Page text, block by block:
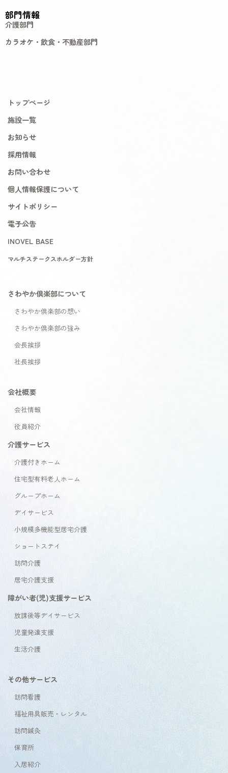
部門情報
介護部門
カラオケ・飲食・不動産部門
トップページ
施設一覧
お知らせ
採用情報
お問い合わせ
個人情報保護について
サイトポリシー
電子公告
INOVEL BASE
マルチステークスホルダー方針
さわやか倶楽部について
さわやか倶楽部の想い
さわやか倶楽部の強み
会長挨拶
社長挨拶
会社概要
会社情報
役員紹介
介護サービス
介護付きホーム
住宅型有料老人ホーム
グループホーム
デイサービス
小規模多機能型居宅介護
ショートステイ
訪問介護
居宅介護支援
障がい者(児)支援サービス
放課後等デイサービス
児童発達支援
生活介護
その他サービス
訪問看護
福祉用具販売・レンタル
訪問鍼灸
保育所
入居紹介